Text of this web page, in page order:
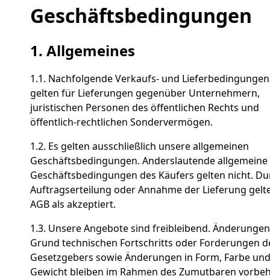
Geschäftsbedingungen
1. Allgemeines
1.1. Nachfolgende Verkaufs- und Lieferbedingungen
gelten für Lieferungen gegenüber Unternehmern,
juristischen Personen des öffentlichen Rechts und
öffentlich-rechtlichen Sondervermögen.
1.2. Es gelten ausschließlich unsere allgemeinen
Geschäftsbedingungen. Anderslautende allgemeine
Geschäftsbedingungen des Käufers gelten nicht.
Auftragserteilung oder Annahme der Lieferung
AGB als akzeptiert.
1.3. Unsere Angebote sind freibleibend.
Grund technischen Fortschritts oder Forderungen
Gesetzgebers sowie Änderungen in Form, Farbe
Gewicht bleiben im Rahmen des Zumutbaren